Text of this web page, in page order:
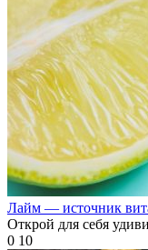
Лайм — источник
Открой для себя
0 10